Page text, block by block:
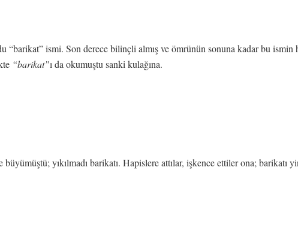
“barikat” ismi. Son derece bilinçli almış ve ömrünün sonuna kadar bu ismin
“barikat”ı da okumuştu sanki kulağına.
yıkılmadı barikatı. Hapislere attılar, işkence ettiler ona; barikatı